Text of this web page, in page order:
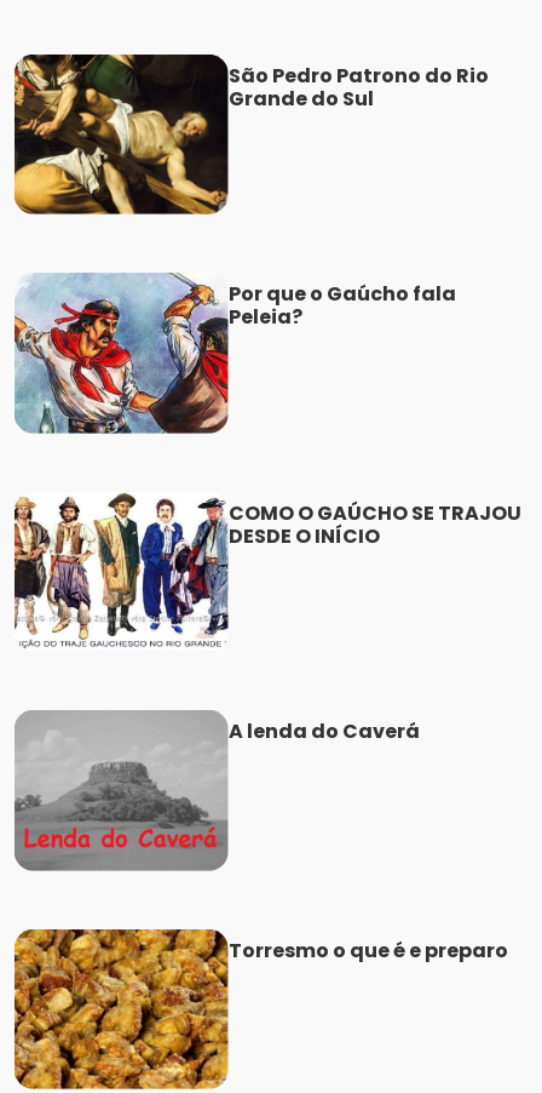
São Pedro Patrono do Rio
Grande do Sul
Por que o Gaúcho fala
Peleia?
COMO O GAÚCHO SE TRAJOU
DESDE O INÍCIO
A lenda do Caverá
Torresmo o que é e preparo